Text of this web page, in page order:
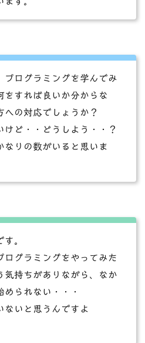
プログラミングを学んでみ
をすれば良いか分からな
への対応でしょうか？
けど・・どうしよう・・？
なりの数がいると思いま
。
ログラミングをやってみた
気持ちがありながら、なか
められない・・・
ないと思うんですよ